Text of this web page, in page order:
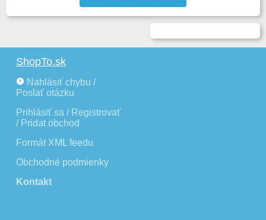
ShopTo.sk
Nahlásiť chybu /
Poslať otázku
Prihlásiť sa / Registrovať
/ Pridat obchod
Formát XML feedu
Obchodné podmienky
Kontakt